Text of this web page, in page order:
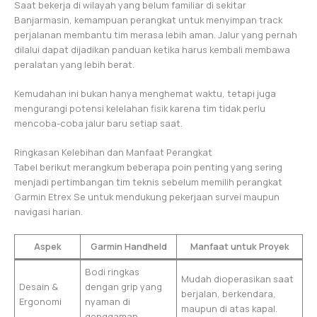
Saat bekerja di wilayah yang belum familiar di sekitar
Banjarmasin, kemampuan perangkat untuk menyimpan track
perjalanan membantu tim merasa lebih aman. Jalur yang pernah
dilalui dapat dijadikan panduan ketika harus kembali membawa
peralatan yang lebih berat.
Kemudahan ini bukan hanya menghemat waktu, tetapi juga
mengurangi potensi kelelahan fisik karena tim tidak perlu
mencoba-coba jalur baru setiap saat.
Ringkasan Kelebihan dan Manfaat Perangkat
Tabel berikut merangkum beberapa poin penting yang sering
menjadi pertimbangan tim teknis sebelum memilih perangkat
Garmin Etrex Se untuk mendukung pekerjaan survei maupun
navigasi harian.
Aspek Garmin Handheld Manfaat untuk Proyek
Desain &
Ergonomi
Bodi ringkas
dengan grip yang
nyaman di
Mudah dioperasikan saat
berjalan, berkendara,
maupun di atas kapal.